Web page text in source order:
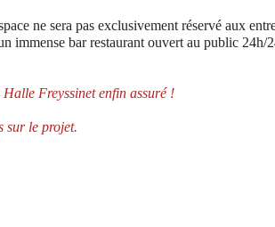
ne sera pas exclusivement réservé aux
immense bar restaurant ouvert au public
Freyssinet enfin assuré !
sur le projet.